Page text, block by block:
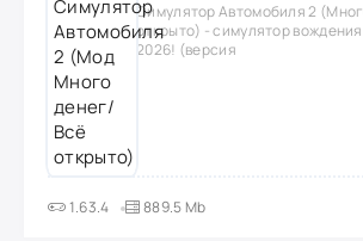
Симулятор Автомобиля 2
открыто) - симулятор
2026! (версия
1.63.4 889.5 Mb